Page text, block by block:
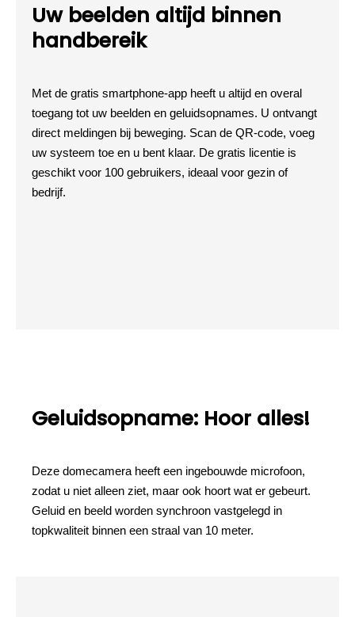
Uw beelden altijd binnen
handbereik
Met de gratis smartphone-app heeft u altijd en overal
toegang tot uw beelden en geluidsopnames. U ontvangt
direct meldingen bij beweging. Scan de QR-code, voeg
uw systeem toe en u bent klaar. De gratis licentie is
geschikt voor 100 gebruikers, ideaal voor gezin of
bedrijf.
Geluidsopname: Hoor alles!
Deze domecamera heeft een ingebouwde microfoon,
zodat u niet alleen ziet, maar ook hoort wat er gebeurt.
Geluid en beeld worden synchroon vastgelegd in
topkwaliteit binnen een straal van 10 meter.